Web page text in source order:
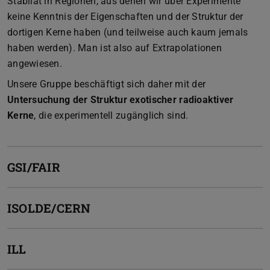
keine Kenntnis der Eigenschaften und der Struktur der
dortigen Kerne haben (und teilweise auch kaum jemals
haben werden). Man ist also auf Extrapolationen
angewiesen.
Unsere Gruppe beschäftigt sich daher mit der
Untersuchung der Struktur exotischer radioaktiver
Kerne, die experimentell zugänglich sind.
GSI/FAIR
ISOLDE/CERN
ILL